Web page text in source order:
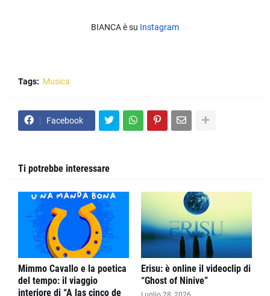
BIANCA è su Instagram
Tags: Musica
Facebook
Ti potrebbe interessare
Mimmo Cavallo e la poetica
del tempo: il viaggio
interiore di “A las çinco de
Erisu: è online il videoclip di
“Ghost of Ninive”